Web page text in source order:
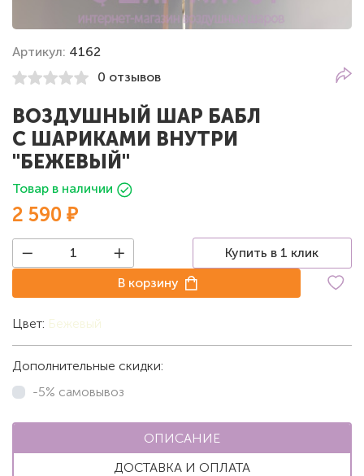
Артикул: 4162
0 отзывов
ВОЗДУШНЫЙ ШАР БАБЛ
С ШАРИКАМИ ВНУТРИ
"БЕЖЕВЫЙ"
Товар в наличии
2 590 ₽
Купить в 1 клик
В корзину
Цвет: Бежевый
Дополнительные скидки:
-5% самовывоз
ОПИСАНИЕ
ДОСТАВКА И ОПЛАТА